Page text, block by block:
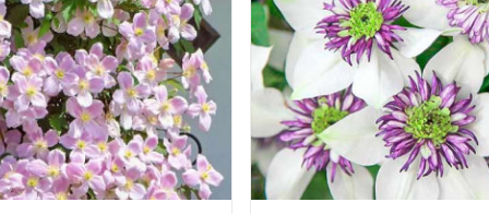
между
1-1,5 м
слънце, частична
сянка
на
-25°С
Разстояние между
растенията
Местоположение